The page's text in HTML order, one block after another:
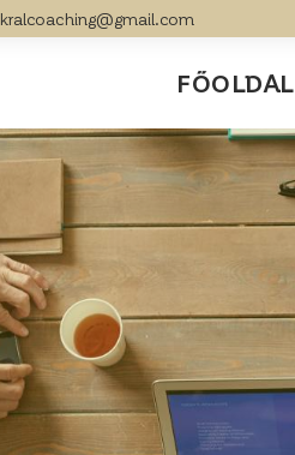
kralcoaching@gmail.com
FŐOLDAL